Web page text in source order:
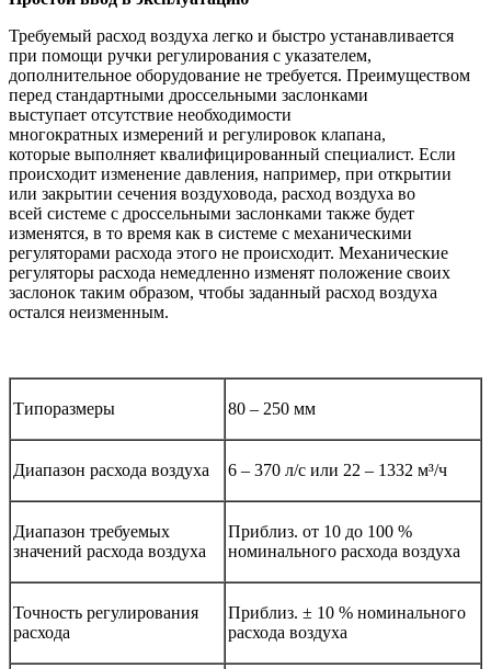
Требуемый расход воздуха легко и быстро устанавливается
при помощи ручки регулирования с указателем,
дополнительное оборудование не требуется. Преимуществом
перед стандартными дроссельными заслонками
выступает отсутствие необходимости
многократных измерений и регулировок клапана,
которые выполняет квалифицированный специалист. Если
происходит изменение давления, например, при открытии
или закрытии сечения воздуховода, расход воздуха во
всей системе с дроссельными заслонками также будет
изменятся, в то время как в системе с механическими
регуляторами расхода этого не происходит. Механические
регуляторы расхода немедленно изменят положение своих
заслонок таким образом, чтобы заданный расход воздуха
остался неизменным.
Типоразмеры 80 – 250 мм
Диапазон расхода воздуха 6 – 370 л/с или 22 – 1332 м³/ч
Диапазон требуемых
значений расхода воздуха
Приблиз. от 10 до 100 %
номинального расхода воздуха
Точность регулирования
расхода
Приблиз. ± 10 % номинального
расхода воздуха